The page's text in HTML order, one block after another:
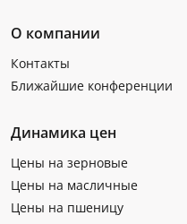
О компании
Контакты
Ближайшие конференции
Динамика цен
Цены на зерновые
Цены на масличные
Цены на пшеницу